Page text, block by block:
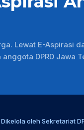
Lewat E-Aspirasi
DPRD
Dikelola oleh Sekretariat